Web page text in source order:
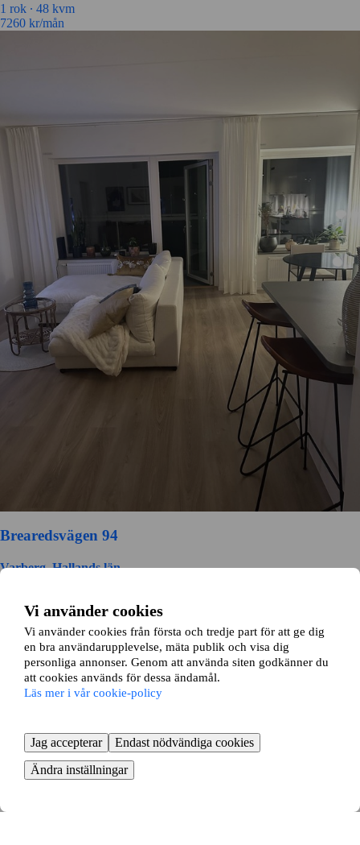
Vi använder cookies
Vi använder cookies från första och tredje part för att ge dig
en bra användarupplevelse, mäta publik och visa dig
personliga annonser. Genom att använda siten godkänner du
att cookies används för dessa ändamål.
Läs mer i vår cookie-policy
Jag accepterar
Endast nödvändiga cookies
Ändra inställningar
1 rok ∙ 48 kvm
7260 kr/mån
Brearedsvägen 94
Varberg, Hallands län
10000kr/mån
Drottninggatan 20
Centrum, Varberg
7900kr/mån
Norra Vägen 34
Centrum, Varberg